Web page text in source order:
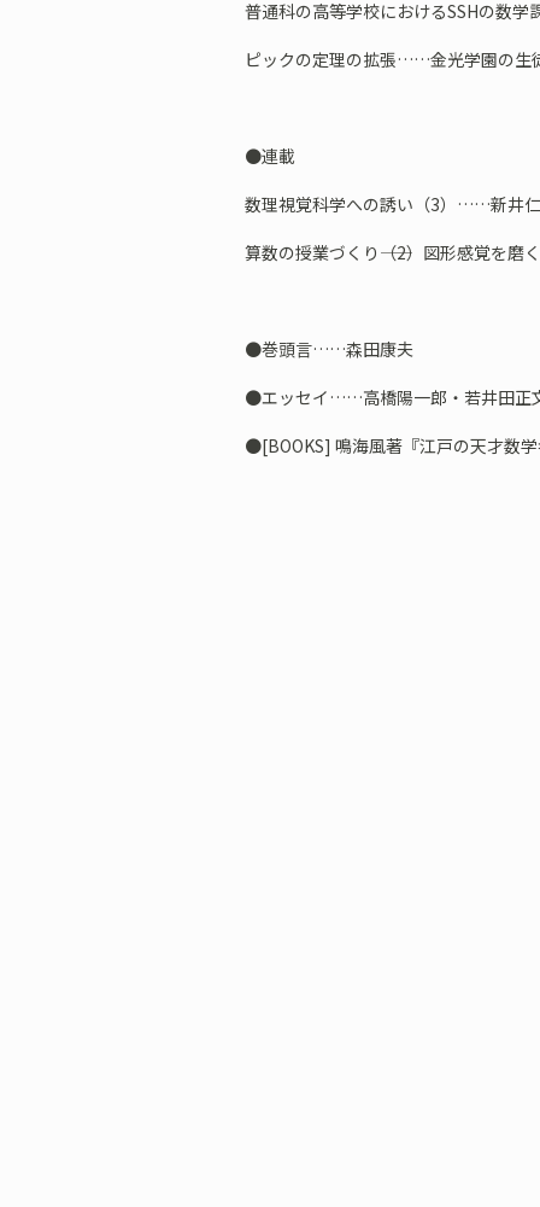
普通科の高等学校におけるSSHの数
ピックの定理の拡張……金光学園の生
●連載
数理視覚科学への誘い（3）……新井
算数の授業づくり――（2）図形感覚を
●巻頭言……森田康夫
●エッセイ……高橋陽一郎・若井田正
●[BOOKS] 鳴海風著『江戸の天才数